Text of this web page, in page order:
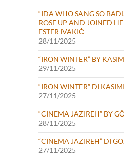
“IDA WHO SANG SO
ROSE UP AND JOINED
ESTER IVAKIČ
28/11/2025
“IRON WINTER” BY
29/11/2025
“IRON WINTER” DI
27/11/2025
“CINEMA JAZIREH” BY
28/11/2025
“CINEMA JAZIREH” DI
27/11/2025